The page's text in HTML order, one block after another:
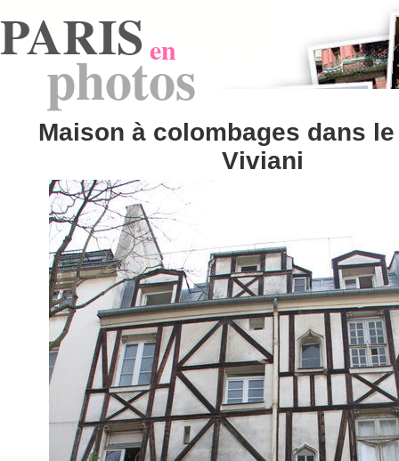
PARISen
photos
Maison à colombages dans
Viviani